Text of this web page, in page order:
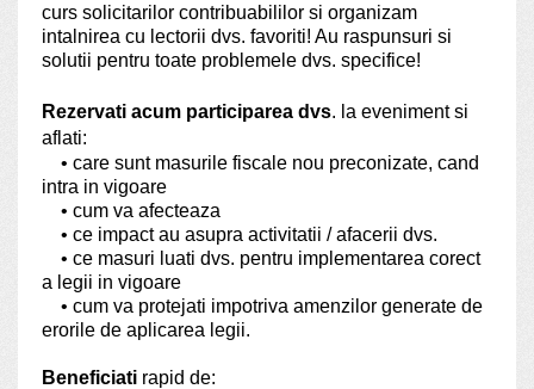
curs solicitarilor contribuabililor si organizam
intalnirea cu lectorii dvs. favoriti! Au raspunsuri si
solutii pentru toate problemele dvs. specifice!
Rezervati acum participarea dvs. la eveniment si
aflati:
• care sunt masurile fiscale nou preconizate, cand
intra in vigoare
• cum va afecteaza
• ce impact au asupra activitatii / afacerii dvs.
• ce masuri luati dvs. pentru implementarea corect
a legii in vigoare
• cum va protejati impotriva amenzilor generate de
erorile de aplicarea legii.
Beneficiati rapid de: